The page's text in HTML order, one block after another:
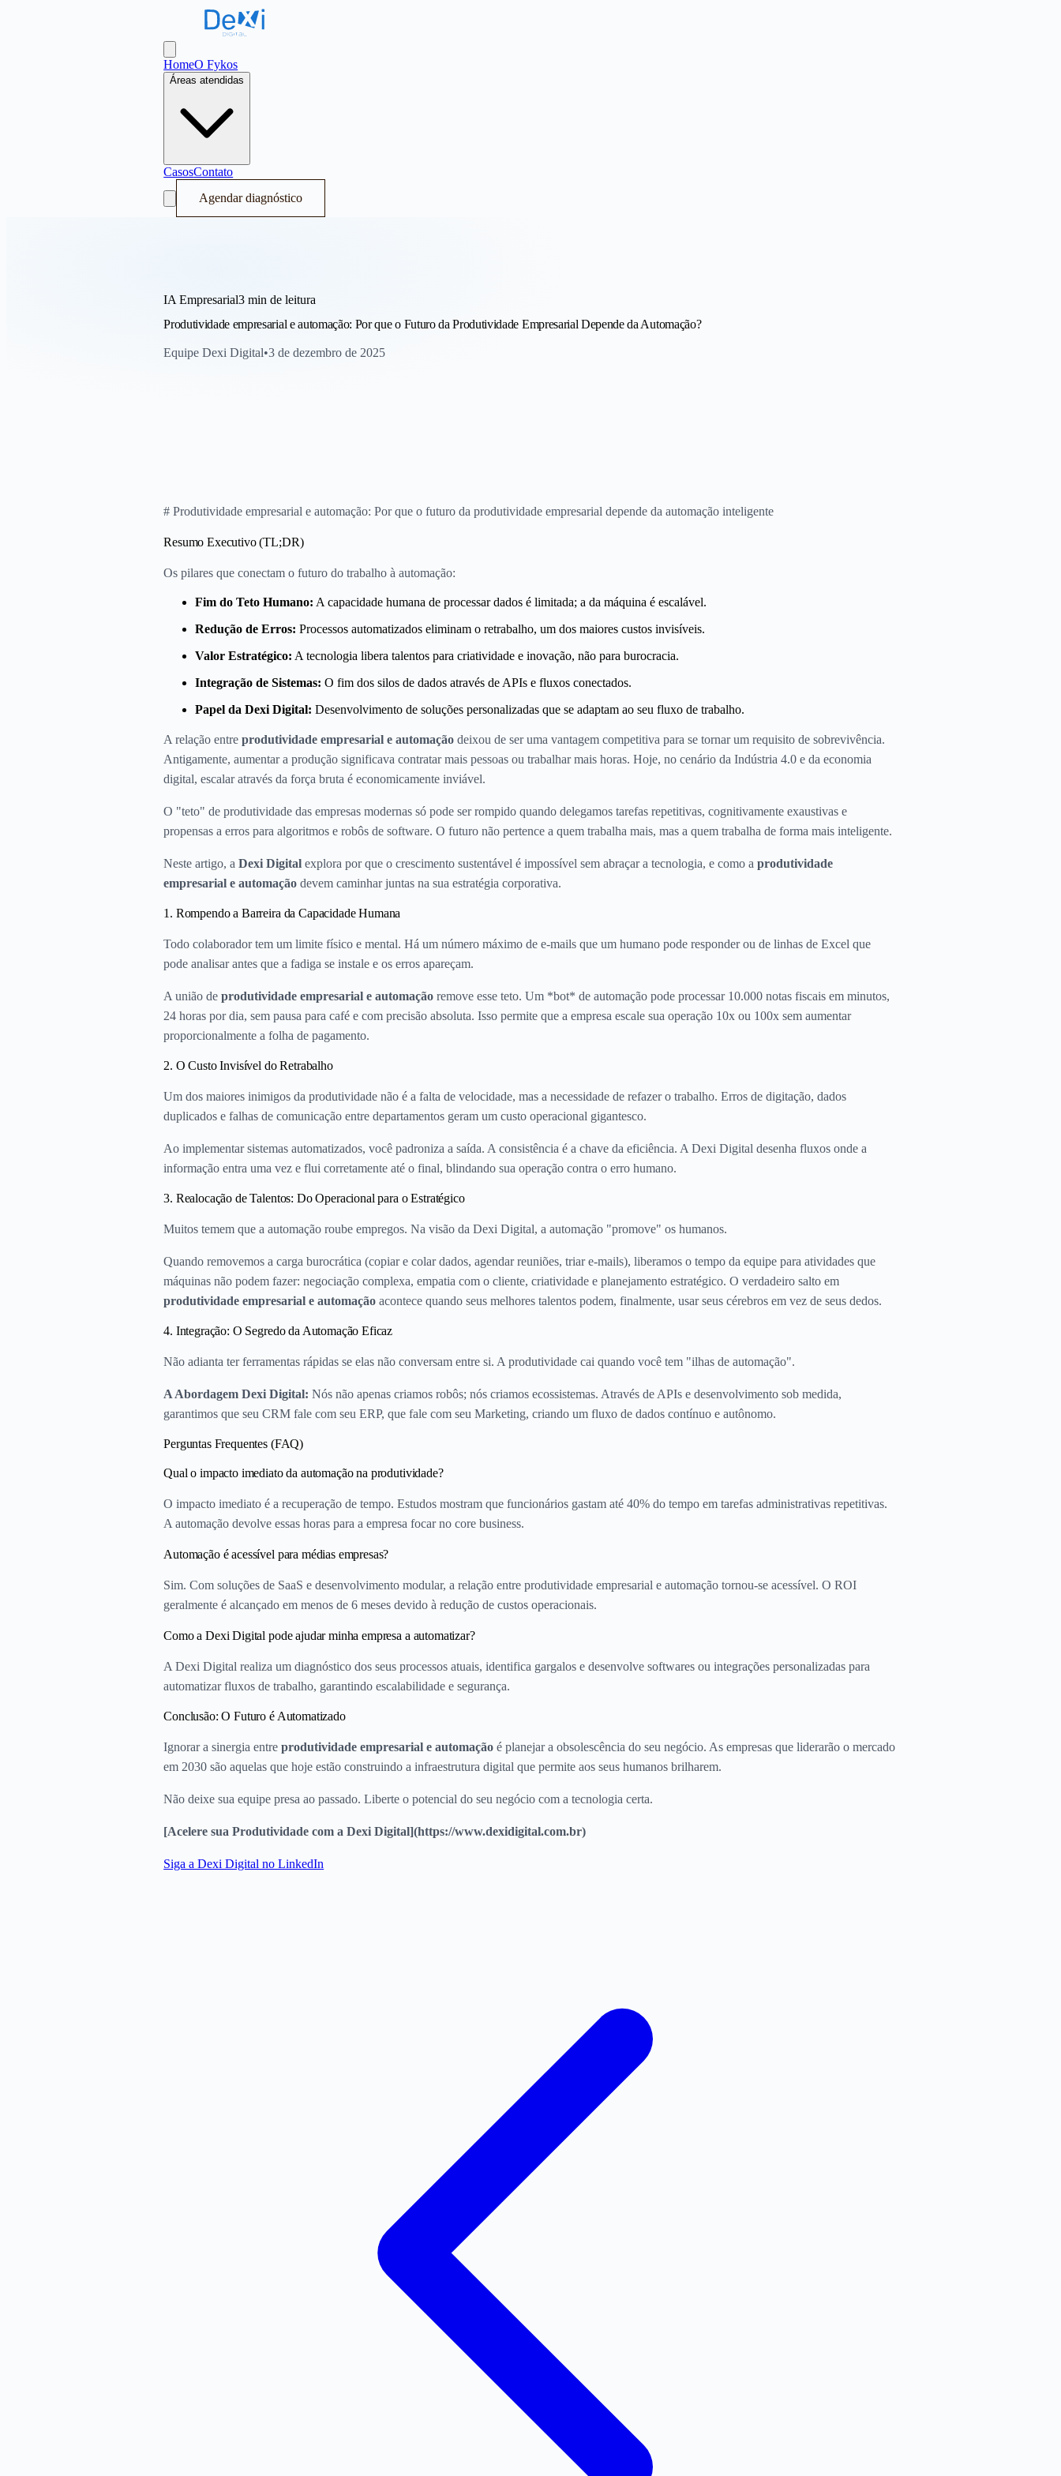
Dexi Digital - Sistema Operacional de Receita
HomeO Fykos
Áreas atendidas
CasosContato
Agendar diagnóstico
IA Empresarial3 min de leitura
Produtividade empresarial e automação: Por que o Futuro da Produtividade Empresarial Depende da Automação?
Equipe Dexi Digital•3 de dezembro de 2025
# Produtividade empresarial e automação: Por que o futuro da produtividade empresarial depende da automação inteligente
Resumo Executivo (TL;DR)
Os pilares que conectam o futuro do trabalho à automação:
Fim do Teto Humano: A capacidade humana de processar dados é limitada; a da máquina é escalável.
Redução de Erros: Processos automatizados eliminam o retrabalho, um dos maiores custos invisíveis.
Valor Estratégico: A tecnologia libera talentos para criatividade e inovação, não para burocracia.
Integração de Sistemas: O fim dos silos de dados através de APIs e fluxos conectados.
Papel da Dexi Digital: Desenvolvimento de soluções personalizadas que se adaptam ao seu fluxo de trabalho.
A relação entreprodutividade empresarial e automação deixou de ser uma vantagem competitiva para se tornar um requisito de sobrevivência.
Antigamente, aumentar a produção significava contratar mais pessoas ou trabalhar mais horas. Hoje, no cenário da Indústria 4.0 e da economia
digital, escalar através da força bruta é economicamente inviável.
O "teto" de produtividade das empresas modernas só pode ser rompido quando delegamos tarefas repetitivas, cognitivamente exaustivas e
propensas a erros para algoritmos e robôs de software. O futuro não pertence a quem trabalha mais, mas a quem trabalha de forma mais inteligente.
Neste artigo, aDexi Digital explora por que o crescimento sustentável é impossível sem abraçar a tecnologia, e como aprodutividade
empresarial e automação devem caminhar juntas na sua estratégia corporativa.
1. Rompendo a Barreira da Capacidade Humana
Todo colaborador tem um limite físico e mental. Há um número máximo de e-mails que um humano pode responder ou de linhas de Excel que
pode analisar antes que a fadiga se instale e os erros apareçam.
A união deprodutividade empresarial e automação remove esse teto. Um *bot* de automação pode processar 10.000 notas fiscais em minutos,
24 horas por dia, sem pausa para café e com precisão absoluta. Isso permite que a empresa escale sua operação 10x ou 100x sem aumentar
proporcionalmente a folha de pagamento.
2. O Custo Invisível do Retrabalho
Um dos maiores inimigos da produtividade não é a falta de velocidade, mas a necessidade de refazer o trabalho. Erros de digitação, dados
duplicados e falhas de comunicação entre departamentos geram um custo operacional gigantesco.
Ao implementar sistemas automatizados, você padroniza a saída. A consistência é a chave da eficiência. A Dexi Digital desenha fluxos onde a
informação entra uma vez e flui corretamente até o final, blindando sua operação contra o erro humano.
3. Realocação de Talentos: Do Operacional para o Estratégico
Muitos temem que a automação roube empregos. Na visão da Dexi Digital, a automação "promove" os humanos.
Quando removemos a carga burocrática (copiar e colar dados, agendar reuniões, triar e-mails), liberamos o tempo da equipe para atividades que
máquinas não podem fazer: negociação complexa, empatia com o cliente, criatividade e planejamento estratégico. O verdadeiro salto em
produtividade empresarial e automação acontece quando seus melhores talentos podem, finalmente, usar seus cérebros em vez de seus dedos.
4. Integração: O Segredo da Automação Eficaz
Não adianta ter ferramentas rápidas se elas não conversam entre si. A produtividade cai quando você tem "ilhas de automação".
A Abordagem Dexi Digital: Nós não apenas criamos robôs; nós criamos ecossistemas. Através de APIs e desenvolvimento sob medida,
garantimos que seu CRM fale com seu ERP, que fale com seu Marketing, criando um fluxo de dados contínuo e autônomo.
Perguntas Frequentes (FAQ)
Qual o impacto imediato da automação na produtividade?
O impacto imediato é a recuperação de tempo. Estudos mostram que funcionários gastam até 40% do tempo em tarefas administrativas repetitivas.
A automação devolve essas horas para a empresa focar no core business.
Automação é acessível para médias empresas?
Sim. Com soluções de SaaS e desenvolvimento modular, a relação entre produtividade empresarial e automação tornou-se acessível. O ROI
geralmente é alcançado em menos de 6 meses devido à redução de custos operacionais.
Como a Dexi Digital pode ajudar minha empresa a automatizar?
A Dexi Digital realiza um diagnóstico dos seus processos atuais, identifica gargalos e desenvolve softwares ou integrações personalizadas para
automatizar fluxos de trabalho, garantindo escalabilidade e segurança.
Conclusão: O Futuro é Automatizado
Ignorar a sinergia entreprodutividade empresarial e automação é planejar a obsolescência do seu negócio. As empresas que liderarão o mercado
em 2030 são aquelas que hoje estão construindo a infraestrutura digital que permite aos seus humanos brilharem.
Não deixe sua equipe presa ao passado. Liberte o potencial do seu negócio com a tecnologia certa.
[Acelere sua Produtividade com a Dexi Digital](https://www.dexidigital.com.br)
Siga a Dexi Digital no LinkedIn